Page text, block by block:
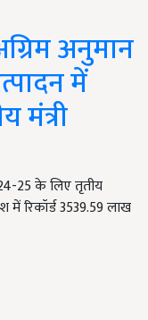
अनुमान
में
मंत्री
25 के लिए तृतीय
रिकॉर्ड 3539.59 लाख